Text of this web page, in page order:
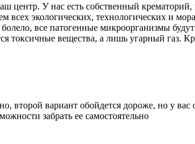
У нас есть собственный крематорий,
экологических, технологических и
все патогенные микроорганизмы
токсичные вещества, а лишь угарный газ.
вариант обойдется дороже, но у вас
забрать ее самостоятельно